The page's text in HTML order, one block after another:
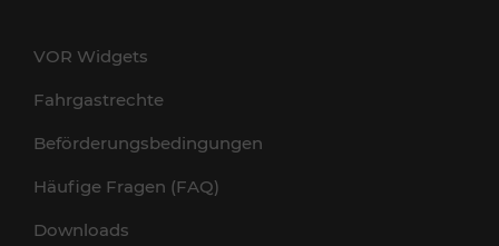
VOR Widgets
Fahrgastrechte
Beförderungsbedingungen
Häufige Fragen (FAQ)
Downloads